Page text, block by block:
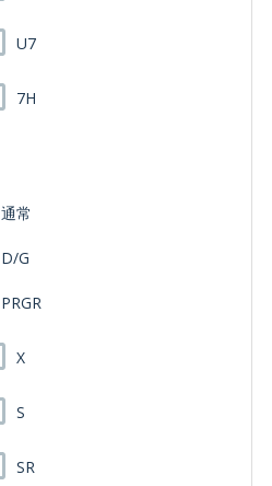
U7
7H
通常
D/G
PRGR
X
S
SR